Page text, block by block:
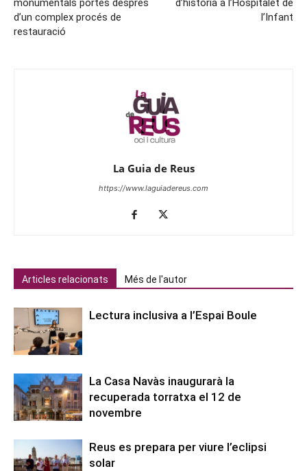
monumentals portes després
d’un complex procés de
restauració
d’història a l’Hospitalet de
l’Infant
La Guia de Reus
https://www.laguiadereus.com
Articles relacionats Més de l'autor
Lectura inclusiva a l’Espai Boule
La Casa Navàs inaugurarà la
recuperada torratxa el 12 de
novembre
Reus es prepara per viure l’eclipsi
solar